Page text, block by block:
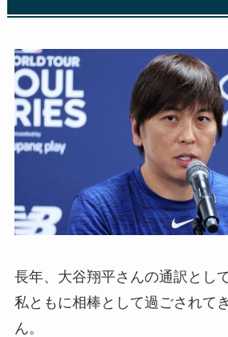
長年、大谷翔平さんの通訳とし
私ともに相棒として過ごされて
ん。